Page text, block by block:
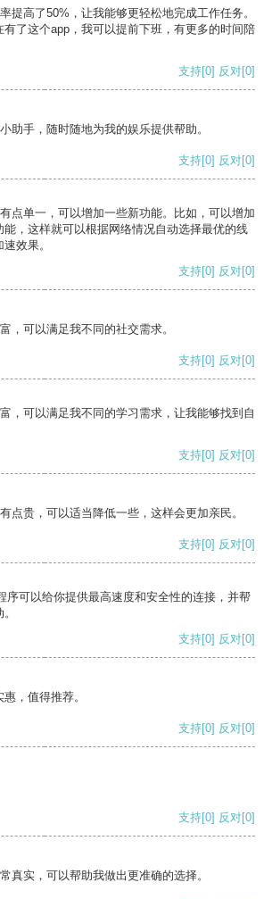
提高了50%，让我能够更轻松地完成工作任务。
了这个app，我可以提前下班，有更多的时间陪
支持[0] 反对[0]
助手，随时随地为我的娱乐提供帮助。
支持[0] 反对[0]
点单一，可以增加一些新功能。比如，可以增加
，这样就可以根据网络情况自动选择最优的线
效果。
支持[0] 反对[0]
，可以满足我不同的社交需求。
支持[0] 反对[0]
，可以满足我不同的学习需求，让我能够找到自
支持[0] 反对[0]
点贵，可以适当降低一些，这样会更加亲民。
支持[0] 反对[0]
序可以给你提供最高速度和安全性的连接，并帮
支持[0] 反对[0]
，值得推荐。
支持[0] 反对[0]
支持[0] 反对[0]
真实，可以帮助我做出更准确的选择。